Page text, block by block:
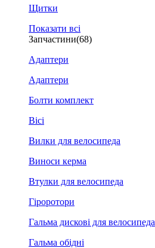
Щитки
Показати всі
Запчастини(68)
Адаптери
Адаптери
Болти комплект
Вісі
Вилки для велосипеда
Виноси керма
Втулки для велосипеда
Гіроротори
Гальма дискові для велосипеда
Гальма обідні